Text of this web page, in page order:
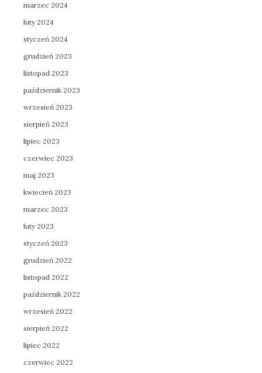
marzec 2024
luty 2024
styczeń 2024
grudzień 2023
listopad 2023
październik 2023
wrzesień 2023
sierpień 2023
lipiec 2023
czerwiec 2023
maj 2023
kwiecień 2023
marzec 2023
luty 2023
styczeń 2023
grudzień 2022
listopad 2022
październik 2022
wrzesień 2022
sierpień 2022
lipiec 2022
czerwiec 2022